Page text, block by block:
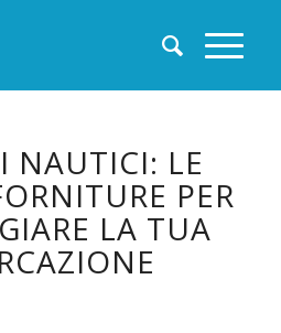
NAUTICI: LE
PER
LA TUA